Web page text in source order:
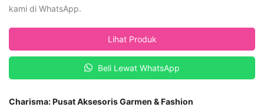
kami di WhatsApp.
Lihat Produk
Beli Lewat WhatsApp
Charisma: Pusat Aksesoris Garmen & Fashion